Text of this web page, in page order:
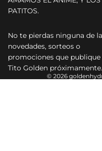
PATITOS.
No te pierdas ninguna de
novedades, sorteos o
promociones que publique
Tito Golden próximamente.
© 2026